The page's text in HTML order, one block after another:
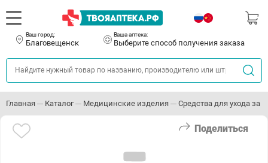
Ваш город:
Благовещенск
Ваша аптека:
Выберите способ получения заказа
Главная Каталог Медицинские изделия Средства для ухода за
Поделиться